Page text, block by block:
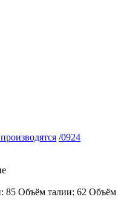
/0924
85 Объём талии: 62 Объём